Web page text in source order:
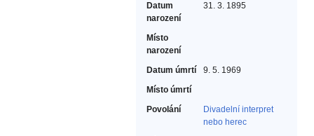
Datum
narození
31. 3. 1895
Místo
narození
Datum úmrtí
9. 5. 1969
Místo úmrtí
Povolání
Divadelní interpret
nebo herec‎